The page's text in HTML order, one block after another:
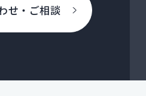
せ・ご相談